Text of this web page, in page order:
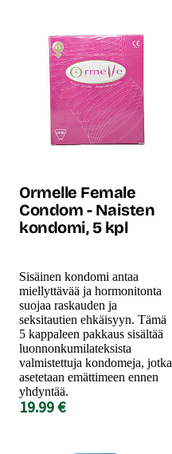
Ormelle Female
Condom - Naisten
kondomi, 5 kpl
Sisäinen kondomi antaa
miellyttävää ja hormonitonta
suojaa raskauden ja
seksitautien ehkäisyyn. Tämä
5 kappaleen pakkaus sisältää
luonnonkumilateksista
valmistettuja kondomeja, jotka
asetetaan emättimeen ennen
yhdyntää.
19.99 €